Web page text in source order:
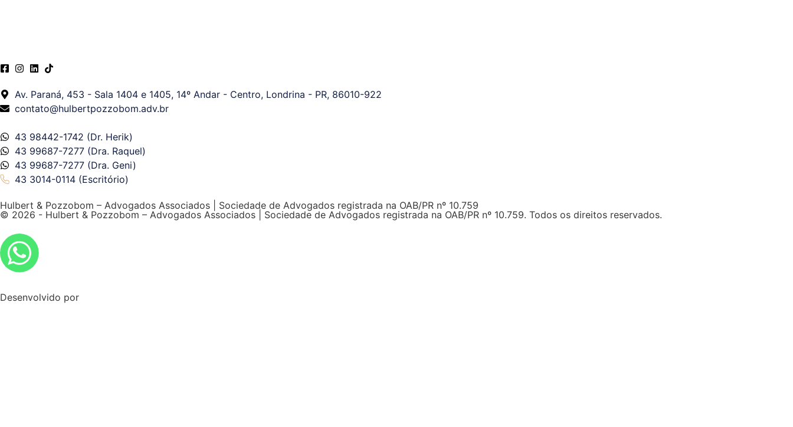
Av. Paraná, 453 - Sala 1404 e 1405, 14º Andar - Centro, Londrina - PR, 86010-922
contato@hulbertpozzobom.adv.br
43 98442-1742 (Dr. Herik)
43 99687-7277 (Dra. Raquel)
43 99687-7277 (Dra. Geni)
43 3014-0114 (Escritório)
Hulbert & Pozzobom – Advogados Associados | Sociedade de Advogados registrada na OAB/PR nº 10.759
© 2026 - Hulbert & Pozzobom – Advogados Associados | Sociedade de Advogados registrada na OAB/PR nº 10.759. Todos os direitos reservados.
Desenvolvido por